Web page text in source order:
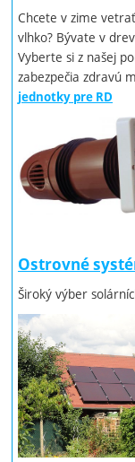
Chcete v zime
vlhko? Bývate v
Vyberte si z našej
zabezpečia zdravú
jednotky pre RD
Ostrovné
Široký výber